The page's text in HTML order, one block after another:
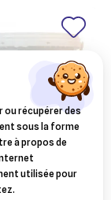
master
ou récupérer des
sous la forme
à propos de
utilisée pour